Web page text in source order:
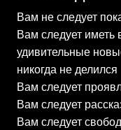
Вам не следует
Вам следует иметь
удивительные
никогда не делился
Вам следует
Вам следует
Вам следует